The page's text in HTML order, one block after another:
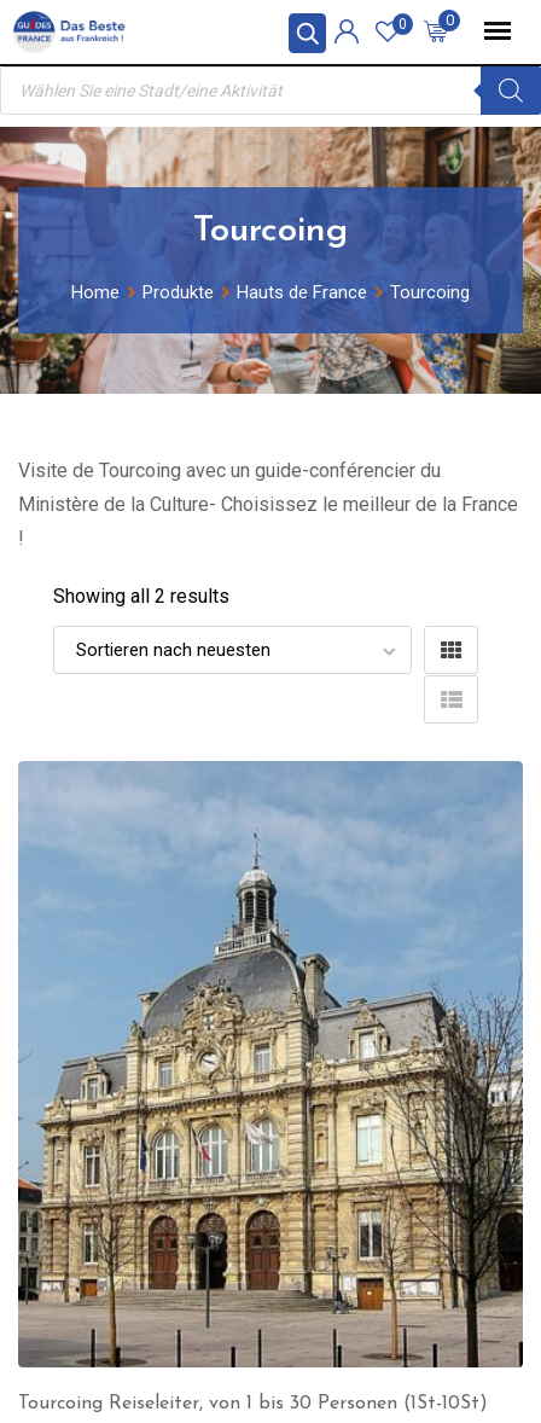
Skip
content
0
0
Products
search
Tourcoing
Home Produkte Hauts de France Tourcoing
Visite de Tourcoing avec un guide-conférencier du
Ministère de la Culture- Choisissez le meilleur de la France
!
Showing all 2 results
Tourcoing Reiseleiter, von 1 bis 30 Personen (1St-10St)